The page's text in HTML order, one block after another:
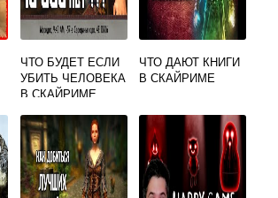
ЧТО БУДЕТ ЕСЛИ
УБИТЬ ЧЕЛОВЕКА
В СКАЙРИМЕ
ЧТО ДАЮТ КНИГИ
В СКАЙРИМЕ